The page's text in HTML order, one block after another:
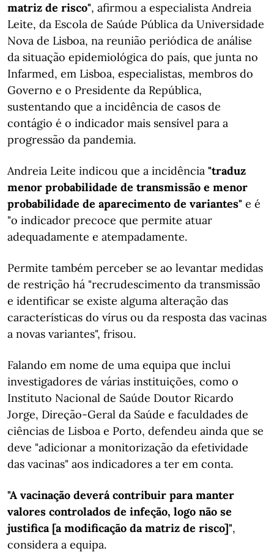
matriz de risco", afirmou a especialista Andreia
Leite, da Escola de Saúde Pública da Universidade
Nova de Lisboa, na reunião periódica de análise
da situação epidemiológica do país, que junta no
Infarmed, em Lisboa, especialistas, membros do
Governo e o Presidente da República,
sustentando que a incidência de casos de
contágio é o indicador mais sensível para a
progressão da pandemia.
Andreia Leite indicou que a incidência "traduz
menor probabilidade de transmissão e menor
probabilidade de aparecimento de variantes" e é
"o indicador precoce que permite atuar
adequadamente e atempadamente.
Permite também perceber se ao levantar medidas
de restrição há "recrudescimento da transmissão
e identificar se existe alguma alteração das
características do vírus ou da resposta das vacinas
a novas variantes", frisou.
Falando em nome de uma equipa que inclui
investigadores de várias instituições, como o
Instituto Nacional de Saúde Doutor Ricardo
Jorge, Direção-Geral da Saúde e faculdades de
ciências de Lisboa e Porto, defendeu ainda que se
deve "adicionar a monitorização da efetividade
das vacinas" aos indicadores a ter em conta.
"A vacinação deverá contribuir para manter
valores controlados de infeção, logo não se
justifica [a modificação da matriz de risco]",
considera a equipa.